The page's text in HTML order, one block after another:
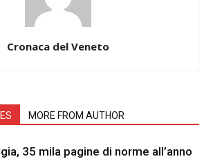
Cronaca del Veneto
MORE FROM AUTHOR
35 mila pagine di norme all’anno